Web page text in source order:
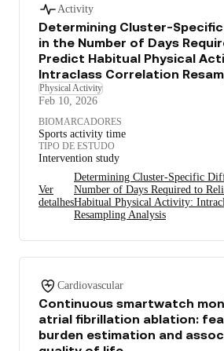
Activity
Determining Cluster-
in the Number of Days
Predict Habitual Physical
Intraclass Correlation
Physical Activity
Feb 10, 2026
BIOMARCADORES
Sports activity time
TIPO DE ESTUDO
Intervention study
Ver
detalhes
Determining Cluster-Specific
Number of Days Required to
Habitual Physical Activity:
Resampling Analysis
Cardiovascular
Continuous smartwatch
atrial fibrillation ablation:
burden estimation and